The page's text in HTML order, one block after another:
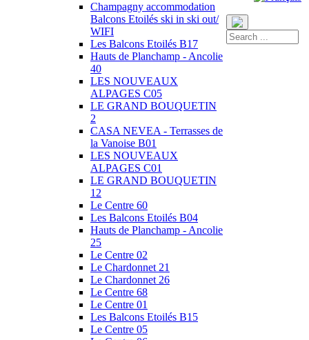
Champagny accommodation
Balcons Etoilés ski in ski out/
WIFI
Les Balcons Etoilés B17
Hauts de Planchamp - Ancolie
40
LES NOUVEAUX
ALPAGES C05
LE GRAND BOUQUETIN
2
CASA NEVEA - Terrasses de
la Vanoise B01
LES NOUVEAUX
ALPAGES C01
LE GRAND BOUQUETIN
12
Le Centre 60
Les Balcons Etoilés B04
Hauts de Planchamp - Ancolie
25
Le Centre 02
Le Chardonnet 21
Le Chardonnet 26
Le Centre 68
Le Centre 01
Les Balcons Etoilés B15
Le Centre 05